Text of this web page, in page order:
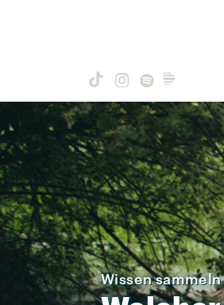
Wissen sammeln